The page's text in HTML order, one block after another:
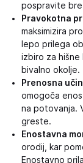
pospravite
Pravokotna
maksimizira
lepo prilega
izbiro za
bivalno okolje.
Prenosna
omogoča
na potovanja.
greste.
Enostavna
orodij, kar
Enostavno